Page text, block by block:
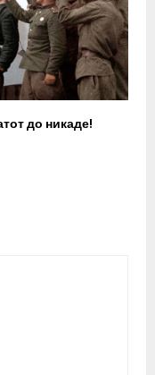
до никаде!